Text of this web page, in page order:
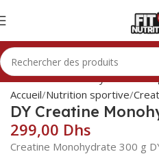
Accueil Nutrition sportive
DY Creatine
Dhs
Creatine Monohydrate 300 g